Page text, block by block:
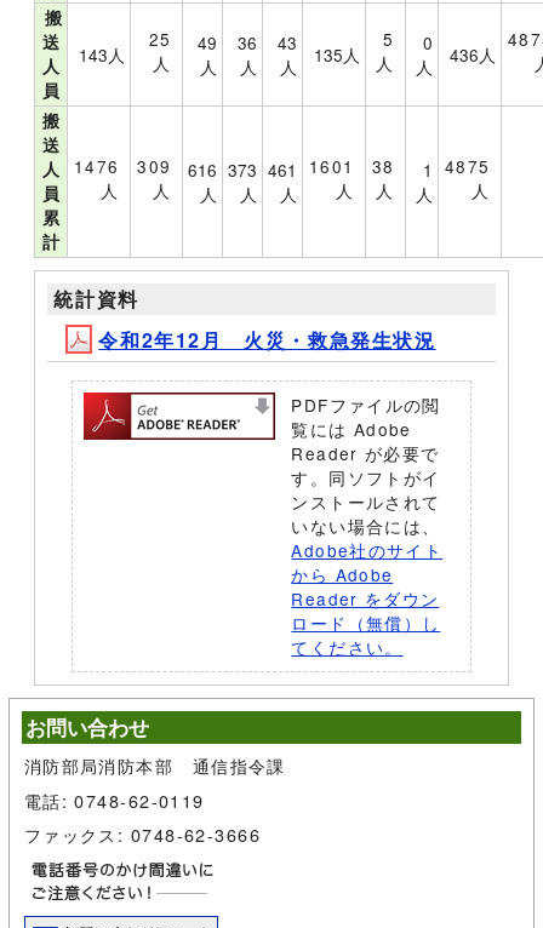
搬
送
人
員
143人
25
人
49
人
36
人
43
人
135人
5
人
0
人
436人
搬
送
人
員
累
計
1476
人
309
人
616
人
373
人
461
人
1601
人
38
人
1
人
4875
人
統計資料
令和2年12月 火災・救急発生状況
PDFファイルの閲
覧には Adobe
Reader が必要で
す。同ソフトがイ
ンストールされて
いない場合には、
Adobe社のサイト
から Adobe
Reader をダウン
ロード（無償）し
てください。
お問い合わせ
消防部局消防本部 通信指令課
電話: 0748-62-0119
ファックス: 0748-62-3666